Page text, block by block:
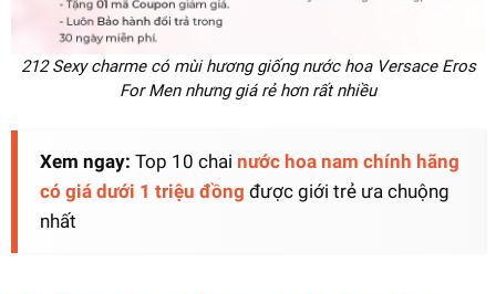
212 Sexy charme có mùi hương giống nước hoa Versace Eros
For Men nhưng giá rẻ hơn rất nhiều
Xem ngay: Top 10 chai nước hoa nam chính hãng
có giá dưới 1 triệu đồng được giới trẻ ưa chuộng
nhất